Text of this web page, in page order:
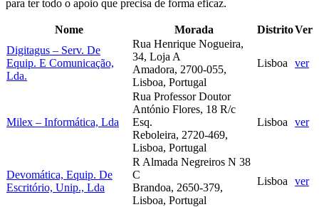
para ter todo o apoio que precisa de forma eficaz.
Nome Morada DistritoVer
Digitagus – Serv. De
Equip. E Comunicação,
Lda.
Rua Henrique Nogueira,
34, Loja A
Amadora, 2700-055,
Lisboa, Portugal
Lisboa ver
Milex – Informática, Lda
Rua Professor Doutor
António Flores, 18 R/c
Esq.
Reboleira, 2720-469,
Lisboa, Portugal
Lisboa ver
Devomática, Equip. De
Escritório, Unip., Lda
R Almada Negreiros N 38
C
Brandoa, 2650-379,
Lisboa, Portugal
Lisboa ver